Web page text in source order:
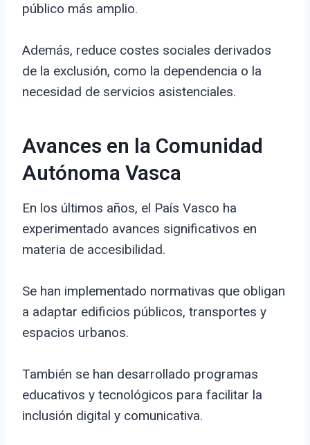
público más amplio.
Además, reduce costes sociales derivados
de la exclusión, como la dependencia o la
necesidad de servicios asistenciales.
Avances en la Comunidad
Autónoma Vasca
En los últimos años, el País Vasco ha
experimentado avances significativos en
materia de accesibilidad.
Se han implementado normativas que obligan
a adaptar edificios públicos, transportes y
espacios urbanos.
También se han desarrollado programas
educativos y tecnológicos para facilitar la
inclusión digital y comunicativa.